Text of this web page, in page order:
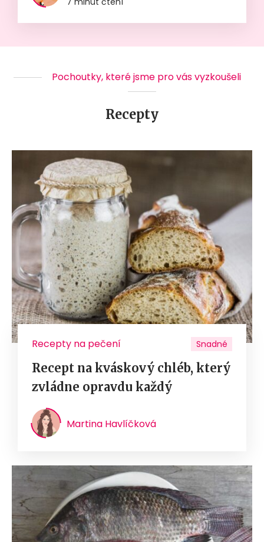
Pochoutky, které jsme pro vás vyzkoušeli
Recepty
Recepty na pečení Snadné
Recept na kváskový chléb, který
zvládne opravdu každý
Martina Havlíčková